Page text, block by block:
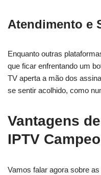
Atendimento e
Enquanto outras
que ficar enfrentando um
TV aperta a mão dos
se sentir acolhido, como
Vantagens
IPTV
Vamos falar agora sobre